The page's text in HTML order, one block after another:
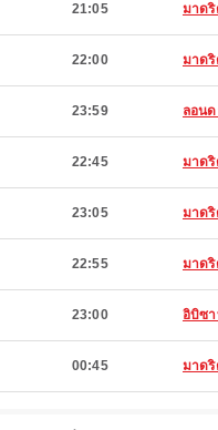
21:05 มาด
22:00 มาด
23:59 ลอน
22:45 มาด
23:05 มาด
22:55 มาด
23:00 อิบิซ
00:45 มาด